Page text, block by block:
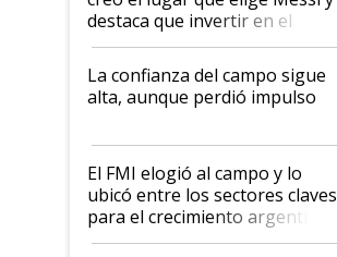
destaca que invertir en el
kirchnerismo era como "darle
plata a un hijo para droga":
Juan Félix Rossetti, el libertario
que de una dura crisis salió
de Milei
La confianza del campo sigue
alta, aunque perdió impulso
El FMI elogió al campo y lo
ubicó entre los sectores claves
para el crecimiento argentino